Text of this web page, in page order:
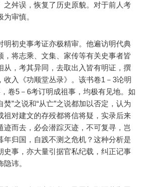
之舛误，恢复了历史原貌。对于前人考
审慎。
明初史事考证亦极精审。他遍访明代典
，将志乘、文集、家传等有关史事者皆
从，考其异同，去取出入皆有明证，撰
收入《功顺堂丛录》。该书卷1－3论明
卷5－6考订明成祖事，均极有见地。如
焚”之说和“从亡”之说都加以否定，认为
祖对建文的存殁都将信将疑，实录后来
迹而去，必会潜踪灭迹，不可复寻，岂
年归国，自践不测之危机？这种分析是
史事，亦大量引据官私纪载，纠正记事
讳。